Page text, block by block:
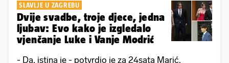
SLAVLJE U ZAGREBU
Dvije svadbe, troje djece, jedna
ljubav: Evo kako je izgledalo
vjenčanje Luke i Vanje Modrić
- Da, istina je - potvrdio je za 24sata Marić.